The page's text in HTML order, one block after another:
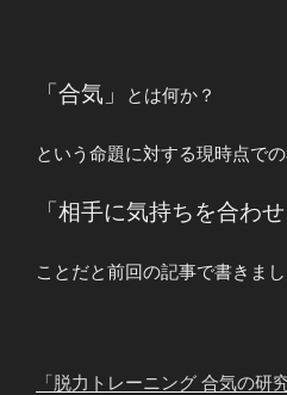
「合気」 とは何か？
という命題に対する現時点での
「相手に気持ちを合わせ
ことだと前回の記事で書きまし
「脱力トレーニング 合気の研